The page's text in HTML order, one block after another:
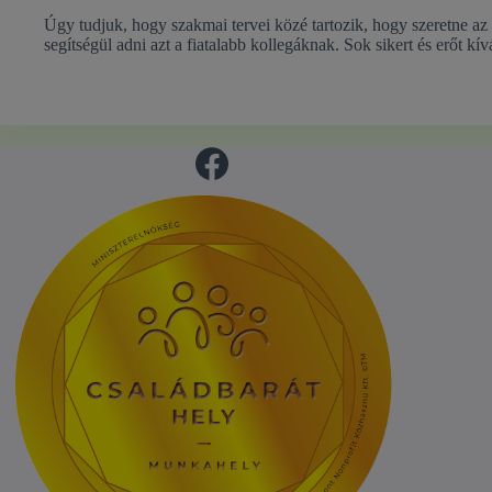
Úgy tudjuk, hogy szakmai tervei közé tartozik, hogy szeretne
segítségül adni azt a fiatalabb kollegáknak. Sok sikert és erőt